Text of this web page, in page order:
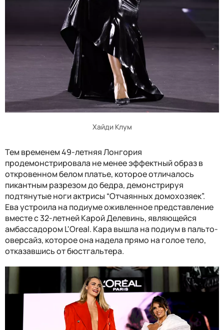
Хайди Клум
Тем временем 49-летняя Лонгория
продемонстрировала не менее эффектный образ в
откровенном белом платье, которое отличалось
пикантным разрезом до бедра, демонстрируя
подтянутые ноги актрисы “Отчаянных домохозяек”.
Ева устроила на подиуме оживленное представление
вместе с 32-летней Карой Делевинь, являющейся
амбассадором L'Oreal. Кара вышла на подиум в пальто-
оверсайз, которое она надела прямо на голое тело,
отказавшись от бюстгальтера.